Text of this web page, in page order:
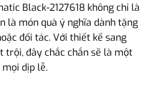
Black-2127618 không chỉ là
là món quà ý nghĩa dành tặng
đối tác. Với thiết kế sang
trội, đây chắc chắn sẽ là một
dịp lễ.